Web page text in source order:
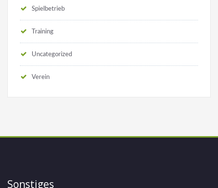
Spielbetrieb
Training
Uncategorized
Verein
Sonstiges